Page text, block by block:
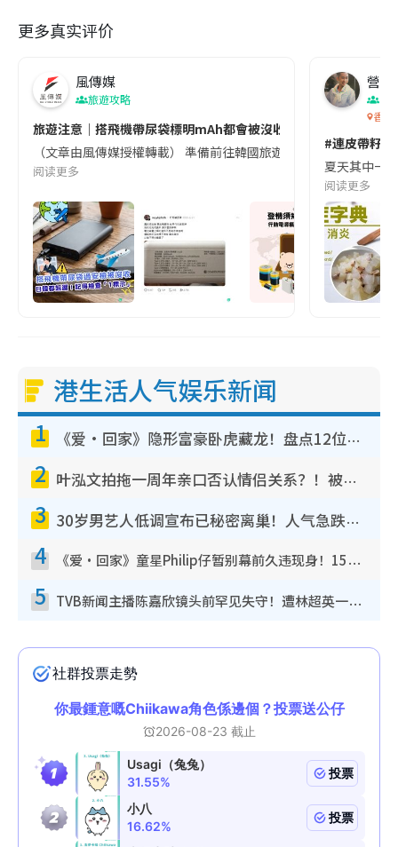
更多真实评价
風傳媒
旅遊攻略
旅遊注意｜搭飛機帶尿袋標明mAh都會被沒收😱出發前切記檢查
（文章由風傳媒授權轉載） 準備前往韓國旅遊的民眾，近期要
阅读更多
營養
香港
#連皮帶籽
夏天其中一
阅读更多
港生活人气娱乐新闻
1 《爱·回家》隐形富豪卧虎藏龙！盘点12位财气逼人的有钱艺人：这位美女3亿身家不愁做
2 叶泓文拍拖一周年亲口否认情侣关系？！被质疑感情造假竟称GM“普通同事”
3 30岁男艺人低调宣布已秘密离巢！人气急跌变失踪人口：“这几年过得并不容易”
4 《爱·回家》童星Philip仔暂别幕前久违现身！15岁近况暴风成长长高变帅气少年
5 TVB新闻主播陈嘉欣镜头前罕见失守！遭林超英一句话突袭吓坏当场大笑